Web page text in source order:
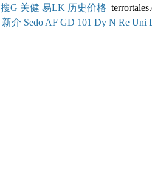
搜G 关健 易LK 历史价格
新介 Sedo AF GD 101 Dy N Re Uni